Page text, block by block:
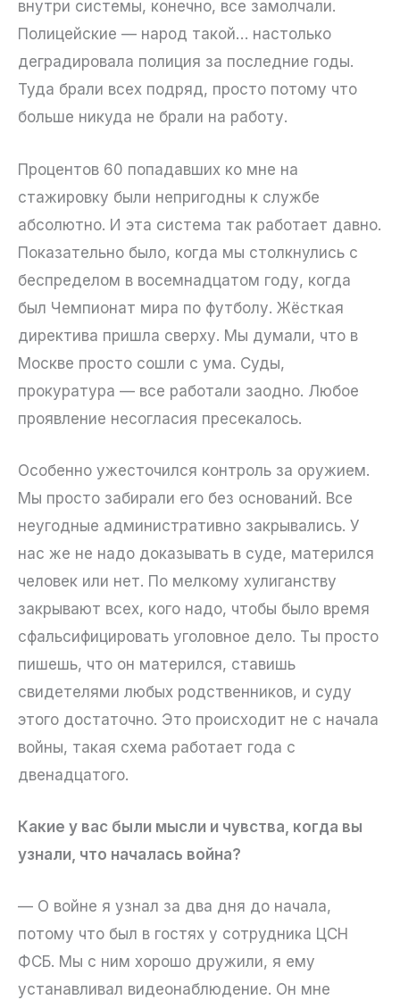
внутри системы, конечно, все замолчали.
Полицейские — народ такой… настолько
деградировала полиция за последние годы.
Туда брали всех подряд, просто потому что
больше никуда не брали на работу.
Процентов 60 попадавших ко мне на
стажировку были непригодны к службе
абсолютно. И эта система так работает давно.
Показательно было, когда мы столкнулись с
беспределом в восемнадцатом году, когда
был Чемпионат мира по футболу. Жёсткая
директива пришла сверху. Мы думали, что в
Москве просто сошли с ума. Суды,
прокуратура — все работали заодно. Любое
проявление несогласия пресекалось.
Особенно ужесточился контроль за оружием.
Мы просто забирали его без оснований. Все
неугодные административно закрывались. У
нас же не надо доказывать в суде, матерился
человек или нет. По мелкому хулиганству
закрывают всех, кого надо, чтобы было время
сфальсифицировать уголовное дело. Ты просто
пишешь, что он матерился, ставишь
свидетелями любых родственников, и суду
этого достаточно. Это происходит не с начала
войны, такая схема работает года с
двенадцатого.
Какие у вас были мысли и чувства, когда вы
узнали, что началась война?
— О войне я узнал за два дня до начала,
потому что был в гостях у сотрудника ЦСН
ФСБ. Мы с ним хорошо дружили, я ему
устанавливал видеонаблюдение. Он мне